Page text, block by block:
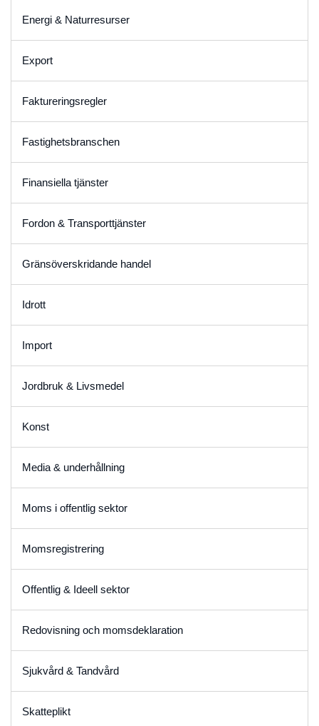
Energi & Naturresurser
Export
Faktureringsregler
Fastighetsbranschen
Finansiella tjänster
Fordon & Transporttjänster
Gränsöverskridande handel
Idrott
Import
Jordbruk & Livsmedel
Konst
Media & underhållning
Moms i offentlig sektor
Momsregistrering
Offentlig & Ideell sektor
Redovisning och momsdeklaration
Sjukvård & Tandvård
Skatteplikt